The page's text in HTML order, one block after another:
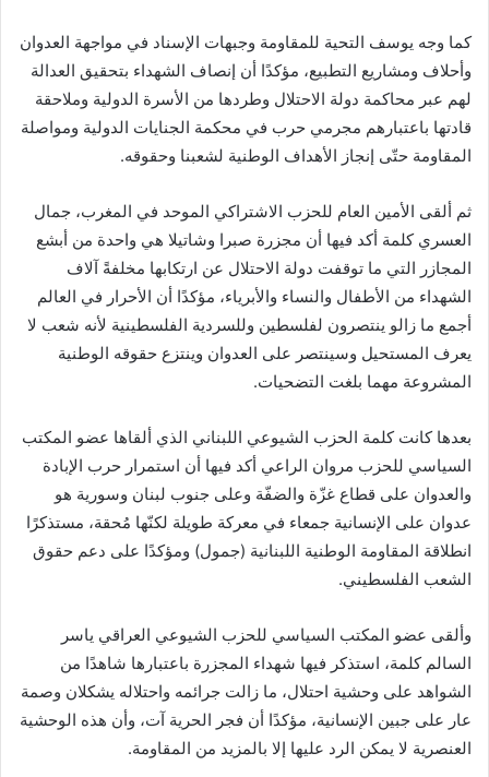
كما وجه يوسف التحية للمقاومة وجبهات الإسناد في مواجهة العدوان
وأحلاف ومشاريع التطبيع، مؤكدًا أن إنصاف الشهداء بتحقيق العدالة
لهم عبر محاكمة دولة الاحتلال وطردها من الأسرة الدولية وملاحقة
قادتها باعتبارهم مجرمي حرب في محكمة الجنايات الدولية ومواصلة
المقاومة حتّى إنجاز الأهداف الوطنية لشعبنا وحقوقه.
ثم ألقى الأمين العام للحزب الاشتراكي الموحد في المغرب، جمال
العسري كلمة أكد فيها أن مجزرة صبرا وشاتيلا هي واحدة من أبشع
المجازر التي ما توقفت دولة الاحتلال عن ارتكابها مخلفةً آلاف
الشهداء من الأطفال والنساء والأبرياء، مؤكدًا أن الأحرار في العالم
أجمع ما زالو ينتصرون لفلسطين وللسردية الفلسطينية لأنه شعب لا
يعرف المستحيل وسينتصر على العدوان وينتزع حقوقه الوطنية
المشروعة مهما بلغت التضحيات.
بعدها كانت كلمة الحزب الشيوعي اللبناني الذي ألقاها عضو المكتب
السياسي للحزب مروان الراعي أكد فيها أن استمرار حرب الإبادة
والعدوان على قطاع غزّة والضفّة وعلى جنوب لبنان وسورية هو
عدوان على الإنسانية جمعاء في معركة طويلة لكنّها مُحقة، مستذكرًا
انطلاقة المقاومة الوطنية اللبنانية (جمول) ومؤكدًا على دعم حقوق
الشعب الفلسطيني.
وألقى عضو المكتب السياسي للحزب الشيوعي العراقي ياسر
السالم كلمة، استذكر فيها شهداء المجزرة باعتبارها شاهدًا من
الشواهد على وحشية احتلال، ما زالت جرائمه واحتلاله يشكلان وصمة
عار على جبين الإنسانية، مؤكدًا أن فجر الحرية آت، وأن هذه الوحشية
العنصرية لا يمكن الرد عليها إلا بالمزيد من المقاومة.